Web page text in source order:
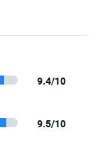
9.4/10
9.5/10